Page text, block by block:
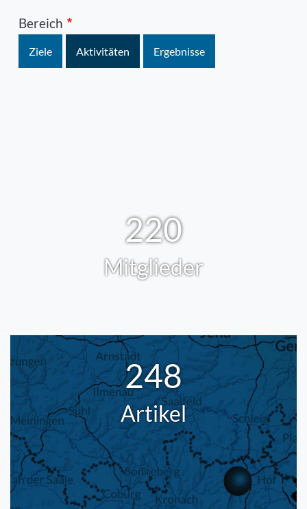
Bereich
Ziele Aktivitäten Ergebnisse
220
Mitglieder
248
Artikel